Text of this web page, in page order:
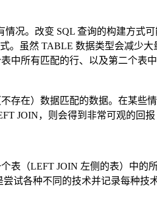
况。改变 SQL 查询的构建方式
虽然 TABLE 数据类型会减少
中所有匹配的行、以及第二个表
在）数据匹配的数据。在某些
JOIN，则会得到非常可观的回报
（LEFT JOIN 左侧的表）中
试各种不同的技术并记录每种